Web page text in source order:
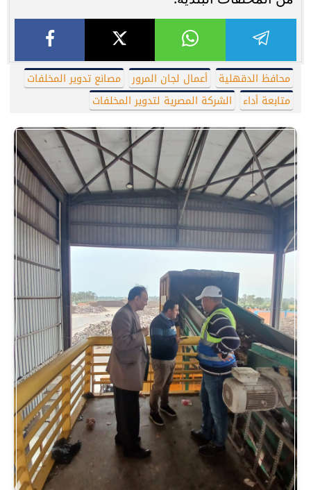
محافظ الدقهلية أعمال لجان المرور
مصانع تدوير المخلفات
متابعة أداء
الشركة المصرية لتدوير المخلفات